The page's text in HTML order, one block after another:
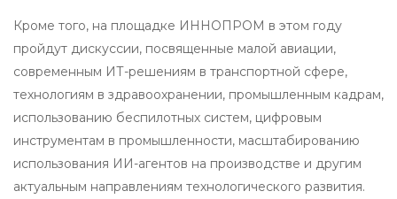
Кроме того, на площадке ИННОПРОМ в этом году
пройдут дискуссии, посвященные малой авиации,
современным ИТ-решениям в транспортной сфере,
технологиям в здравоохранении, промышленным кадрам,
использованию беспилотных систем, цифровым
инструментам в промышленности, масштабированию
использования ИИ-агентов на производстве и другим
актуальным направлениям технологического развития.